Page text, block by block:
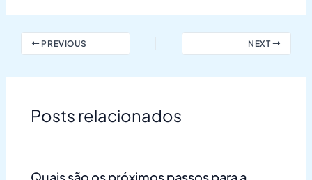
PREVIOUS NEXT
Posts relacionados